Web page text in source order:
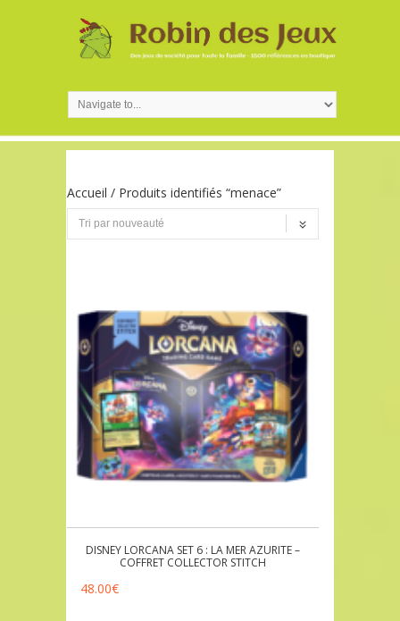
Accueil / Produits identifiés “menace”
DISNEY LORCANA SET 6 : LA MER AZURITE –
COFFRET COLLECTOR STITCH
48.00€